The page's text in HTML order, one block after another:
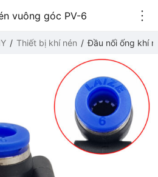
vuông góc PV-6
Thiết bị khí nén Đầu nối ống khí